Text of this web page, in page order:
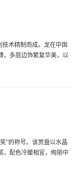
术精制而成。龙在中国
，多层边饰繁复华美，以
”的称号。该赏盘以水晶
，配色冷暖相宜，绚丽中